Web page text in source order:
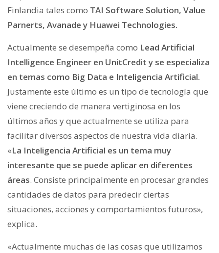
Finlandia tales como TAI Software Solution, Value
Parnerts, Avanade y Huawei Technologies.
Actualmente se desempeña como Lead Artificial
Intelligence Engineer en UnitCredit y se especializa
en temas como Big Data e Inteligencia Artificial.
Justamente este último es un tipo de tecnología que
viene creciendo de manera vertiginosa en los
últimos años y que actualmente se utiliza para
facilitar diversos aspectos de nuestra vida diaria.
«La Inteligencia Artificial es un tema muy
interesante que se puede aplicar en diferentes
áreas. Consiste principalmente en procesar grandes
cantidades de datos para predecir ciertas
situaciones, acciones y comportamientos futuros»,
explica.
«Actualmente muchas de las cosas que utilizamos